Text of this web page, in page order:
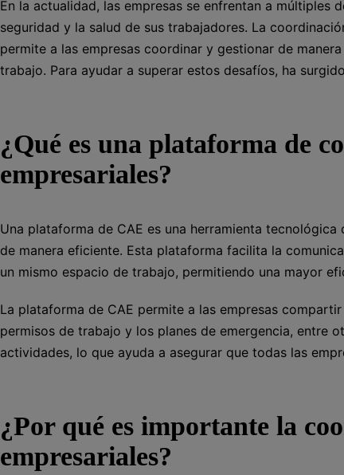
En la actualidad, las empresas se enfrentan a múltiples
seguridad y la salud de sus trabajadores. La
permite a las empresas coordinar y gestionar de
trabajo. Para ayudar a superar estos desafíos, ha
¿Qué es una plataforma de
empresariales?
Una plataforma de CAE es una herramienta
de manera eficiente. Esta plataforma facilita la
un mismo espacio de trabajo, permitiendo una mayor
La plataforma de CAE permite a las empresas
permisos de trabajo y los planes de emergencia, entre
actividades, lo que ayuda a asegurar que todas las
¿Por qué es importante la
empresariales?